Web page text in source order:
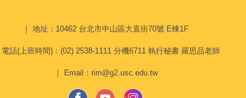
｜ 地址：10462 台北市中山區大直街70號 E棟1F
電話(上班時間)：(02) 2538-1111 分機6711 執行秘書 羅思品老師
｜ Email：rim@g2.usc.edu.tw